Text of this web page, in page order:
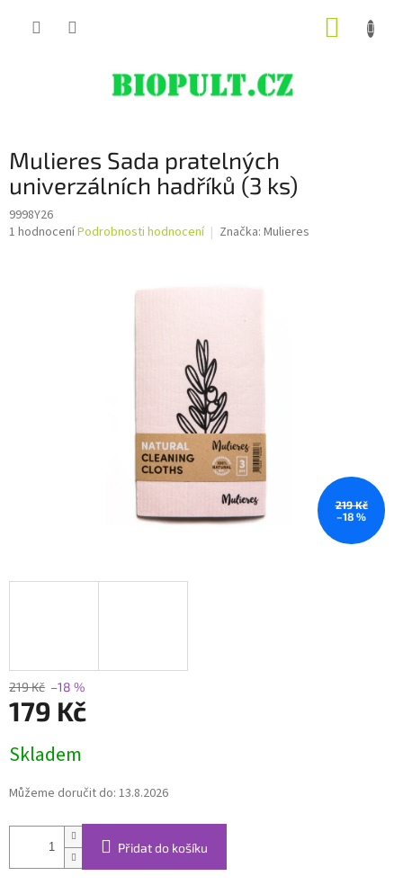
Mulieres Sada pratelných
univerzálních hadříků (3 ks)
9998Y26
Průměrné
1 hodnoceníPodrobnosti hodnocení Značka: Mulieres
219 Kč
–18 %
219 Kč –18 %
179 Kč
cena:
Skladem
Můžeme doručit do: 13.8.2026
Přidat do košíku